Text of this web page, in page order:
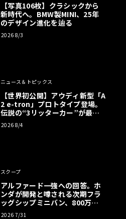
【写真106枚】クラシックから
新時代へ。BMW製MINI、25年
のデザイン進化を辿る
2026 8/3
ニュース＆トピックス
【世界初公開】アウディ新型「A
2 e-tron」プロトタイプ登場。
伝説の“3リッターカー”が最高
効率エントリーBEVとして復活
【画像38枚】
2026 8/4
スクープ
アルファード一強への回答。ホ
ンダが開発と噂される次期フラ
ッグシップミニバン、800万円
超の勝算【予想CG】
2026 7/31